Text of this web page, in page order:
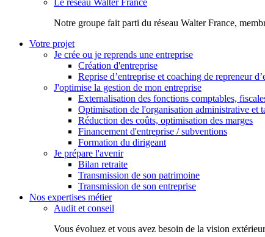
Le réseau Walter France
Notr​e groupe fait parti du réseau Walter France,
Votre projet
Je crée ou je reprends une entreprise
Création d'entreprise
Reprise d’entreprise et coaching de repreneur
J'optimise la gestion de mon entreprise
Externalisation des fonctions comptables,
Optimisation de l'organisation administrative et
Réduction des coûts, optimisation des marges
Financement d'entreprise / subventions
Formation du dirigeant
Je prépare l'avenir
Bilan retraite
Transmission de son patrimoine
Transmission de son entreprise
Nos expertises métier
Audit et conseil
Vous évoluez et vous avez besoin de la vision